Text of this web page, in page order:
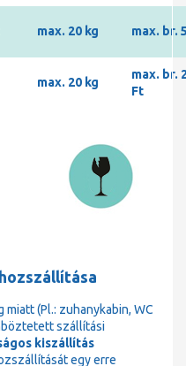
max. 20 kg max. br.
max. 20 kg
max. br.
Ft
(Pl.: zuhanykabin, WC
szállítási
kiszállítás
egy erre